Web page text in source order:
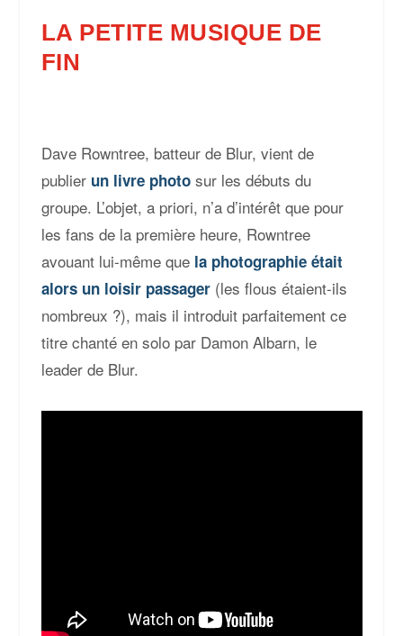
LA PETITE MUSIQUE DE
FIN
Dave Rowntree, batteur de Blur, vient de
publier un livre photosur les débuts du
groupe. L’objet, a priori, n’a d’intérêt que pour
les fans de la première heure, Rowntree
avouant lui-même que la photographie était
alors un loisir passager (les flous étaient-ils
nombreux ?), mais il introduit parfaitement ce
titre chanté en solo par Damon Albarn, le
leader de Blur.